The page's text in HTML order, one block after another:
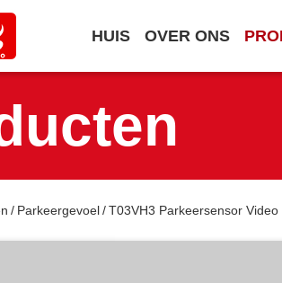
HUIS OVER ONS
/ Parkeergevoel/T03VH3 Parkeersensor